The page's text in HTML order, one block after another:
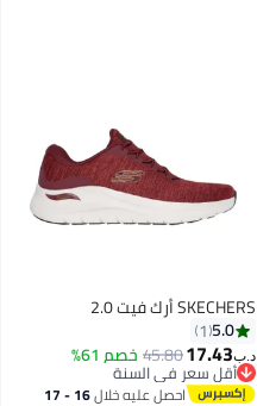
SKECHERS أرك فيت 2.0
5.0
1
د.ب‏17.43
45.80خصم 61%
أقل سعر في السنة
أقل سعر في السنة
احصل عليه خلال 16 - 17